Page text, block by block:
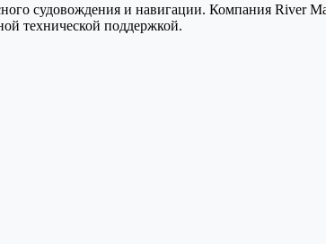
судовождения и навигации. Компания River
технической поддержкой.